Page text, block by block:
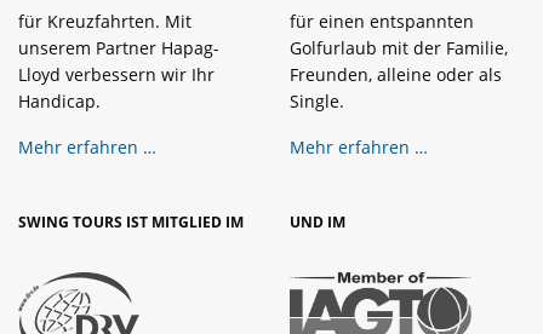
für Kreuzfahrten. Mit
unserem Partner Hapag-
Lloyd verbessern wir Ihr
Handicap.
Mehr erfahren …
für einen entspannten
Golfurlaub mit der Familie,
Freunden, alleine oder als
Single.
Mehr erfahren …
SWING TOURS IST MITGLIED IM UND IM